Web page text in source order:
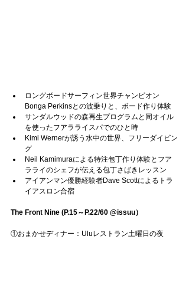
ロングボードサーフィン世界チャンピオン
Bonga Perkinsとの波乗りと、ボード作り体験
サンダルウッドの森再生プログラムと同オイル
を使ったフアラライスパでのひと時
Kimi Wernerが誘う水中の世界、フリーダイビン
グ
Neil Kamimuraによる特注包丁作り体験とフア
ラライのシェフが伝える包丁さばきレッスン
アイアンマン優勝経験者Dave Scottによるトラ
イアスロン合宿
The Front Nine (P.15～P.22/60 @issuu）
①おまかせディナー：Uluレストラン土曜日の夜